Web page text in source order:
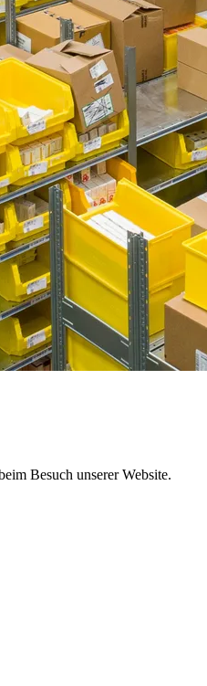
Besuch unserer Website.